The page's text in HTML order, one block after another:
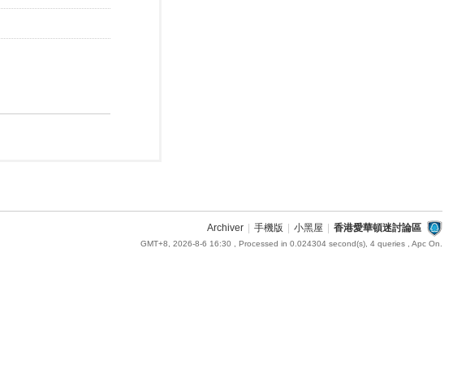
Archiver 手機版 小黑屋 香港愛華頓迷討論區
GMT+8, 2026-8-6 16:30 , Processed in 0.024304 second(s), 4 queries , Apc On.